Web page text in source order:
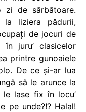
zi de sărbătoare.
la liziera pădurii,
de jocuri de
juru’ clasicelor
printre gunoaiele
De ce şi-ar lua
să le arunce la
lase fix în locu’
pe unde?!? Halal!